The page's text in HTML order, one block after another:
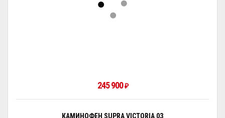
245 900 ₽
КАМИНОФЕН SUPRA VICTORIA 03